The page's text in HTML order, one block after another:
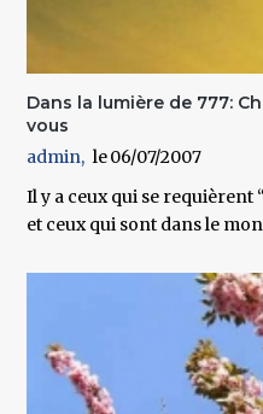
Dans la lumière de 777:
vous
admin
06/07/2007
Il y a ceux qui se requièrent
et ceux qui sont dans le